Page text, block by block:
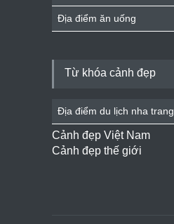
Địa điểm ăn uống
Từ khóa cảnh đẹp
Địa điểm du lịch nha trang
Cảnh đẹp Việt Nam
Cảnh đẹp thế giới